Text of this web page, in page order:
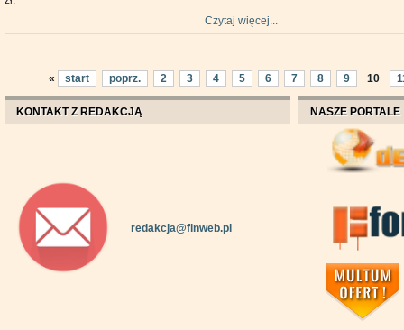
Czytaj więcej...
« start poprz. 2 3 4 5 6 7 8 9 10
KONTAKT Z REDAKCJĄ
redakcja@finweb.pl
NASZE PORTALE